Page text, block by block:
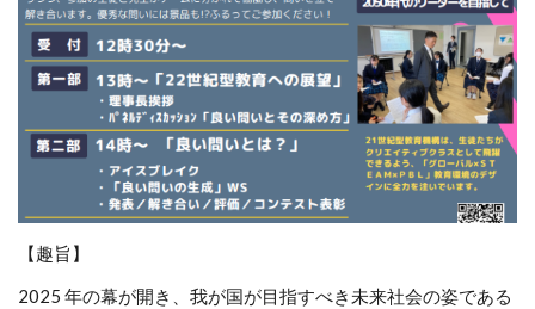
【趣旨】
2025 年の幕が開き、我が国が目指すべき未来社会の姿である